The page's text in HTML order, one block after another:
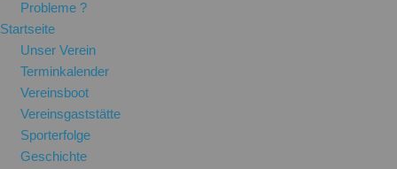
Probleme ?
Startseite
Unser Verein
Terminkalender
Vereinsboot
Vereinsgaststätte
Sporterfolge
Geschichte